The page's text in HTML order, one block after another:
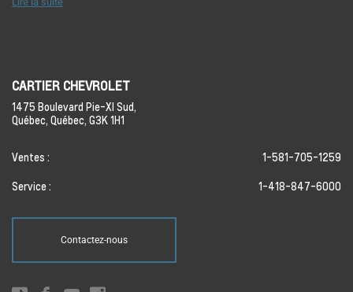
CARTIER CHEVROLET
1475 Boulevard Pie-XI Sud,
Québec, Québec, G3K 1H1
Ventes : 1-581-705-1259
Service : 1-418-847-6000
Contactez-nous